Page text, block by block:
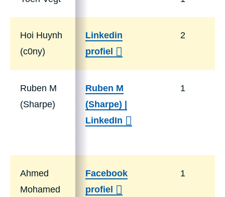
Hoi Huynh
(c0ny)
Ruben M
(Sharpe)
Ahmed
Mohamed
Linkedin
profiel
Ruben M
(Sharpe) |
LinkedIn
Facebook
profiel
2
1
1